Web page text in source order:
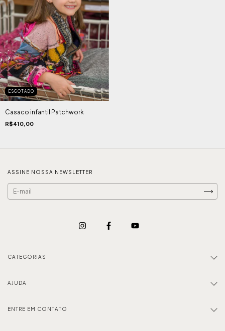
ESGOTADO
Casaco infantil Patchwork
R$410,00
ASSINE NOSSA NEWSLETTER
CATEGORIAS
AJUDA
ENTRE EM CONTATO